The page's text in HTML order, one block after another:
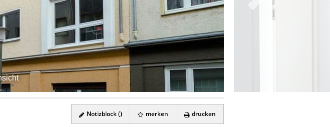
Notizblock () merken drucken